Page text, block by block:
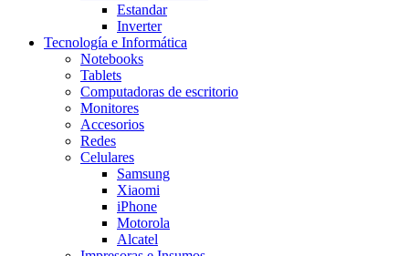
Estandar
Inverter
Tecnología e Informática
Notebooks
Tablets
Computadoras de escritorio
Monitores
Accesorios
Redes
Celulares
Samsung
Xiaomi
iPhone
Motorola
Alcatel